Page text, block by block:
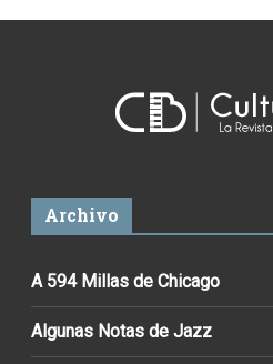
Archivo
A 594 Millas de Chicago
Algunas Notas de Jazz